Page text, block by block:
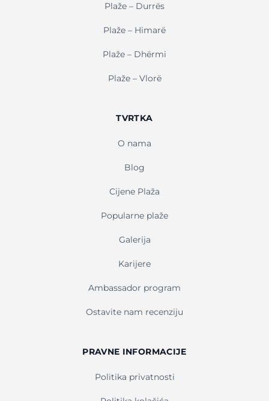
Plaže – Durrës
Plaže – Himarë
Plaže – Dhërmi
Plaže – Vlorë
TVRTKA
O nama
Blog
Cijene Plaža
Popularne plaže
Galerija
Karijere
Ambassador program
Ostavite nam recenziju
PRAVNE INFORMACIJE
Politika privatnosti